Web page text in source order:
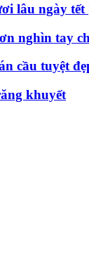
lâu ngày tết
nghìn tay
cầu tuyệt
khuyết